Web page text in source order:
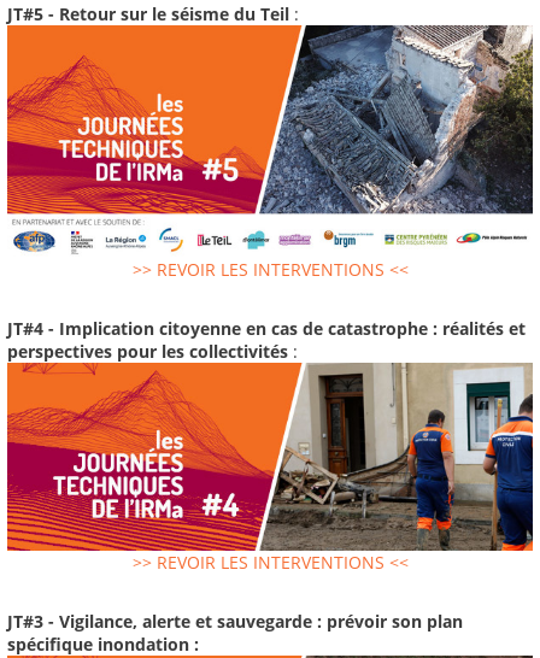
JT#5 - Retour sur le séisme du Teil :
>> REVOIR LES INTERVENTIONS <<
JT#4 - Implication citoyenne en cas de catastrophe : réalités et
perspectives pour les collectivités :
>> REVOIR LES INTERVENTIONS <<
JT#3 - Vigilance, alerte et sauvegarde : prévoir son plan
spécifique inondation :